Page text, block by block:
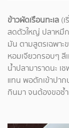
ข้าวผัดเรือนทะเล (
สดตัวใหญ่ ปลาหมึก
มัน ตามสูตรเฉพาะ
หอมเจียวกรอบๆ สี
น้ำปลามาราดนะ เ
แทน พอตักเข้าปาก
กินมา จนต้องขอซ้ำ